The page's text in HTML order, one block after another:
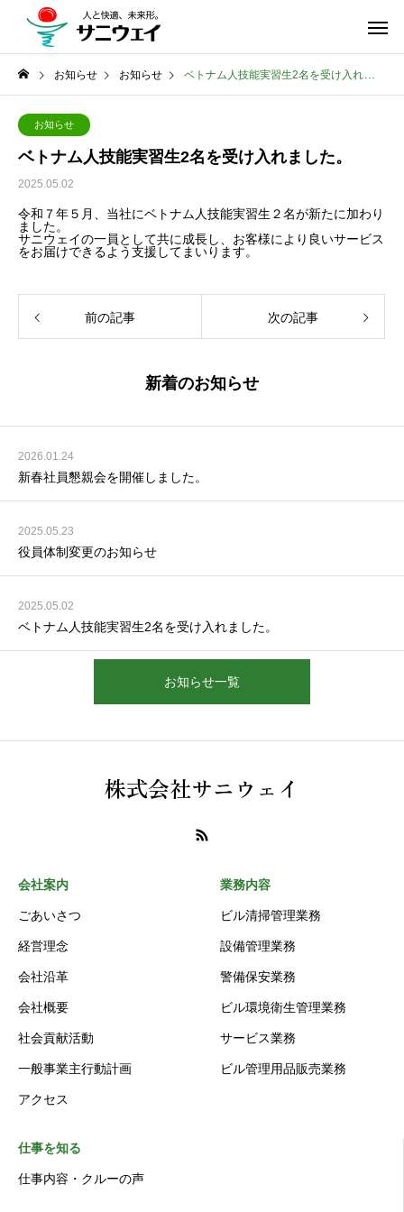
お知らせ お知らせ ベトナム人技能実習生2名を受け入れました。
お知らせ
ベトナム人技能実習生2名を受け入れました。
2025.05.02
令和７年５月、当社にベトナム人技能実習生２名が新たに加わり
ました。
サニウェイの一員として共に成長し、お客様により良いサービス
をお届けできるよう支援してまいります。
前の記事 次の記事
新着のお知らせ
2026.01.24
新春社員懇親会を開催しました。
2025.05.23
役員体制変更のお知らせ
2025.05.02
ベトナム人技能実習生2名を受け入れました。
お知らせ一覧
株式会社サニウェイ
会社案内
ごあいさつ
経営理念
会社沿革
会社概要
社会貢献活動
一般事業主行動計画
アクセス
業務内容
ビル清掃管理業務
設備管理業務
警備保安業務
ビル環境衛生管理業務
サービス業務
ビル管理用品販売業務
仕事を知る
仕事内容・クルーの声